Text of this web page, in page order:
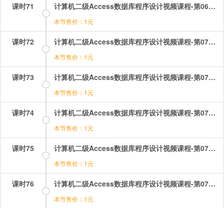
课时71 计算机二级Access数据库程序设计视频课程-第06章-操作：通过事件触发宏（2）.mp4
本节售价：1元
课时72 计算机二级Access数据库程序设计视频课程-第07章-7.1VBA的编程环境.mp4
本节售价：1元
课时73 计算机二级Access数据库程序设计视频课程-第07章-7.2VBA的模块介绍.mp4
本节售价：1元
课时74 计算机二级Access数据库程序设计视频课程-第07章-7.3VBA程序设计基础（1）.mp4
本节售价：1元
课时75 计算机二级Access数据库程序设计视频课程-第07章-7.3VBA程序设计基础（2）.mp4
本节售价：1元
课时76 计算机二级Access数据库程序设计视频课程-第07章-7.3VBA程序设计基础（3）.mp4
本节售价：1元